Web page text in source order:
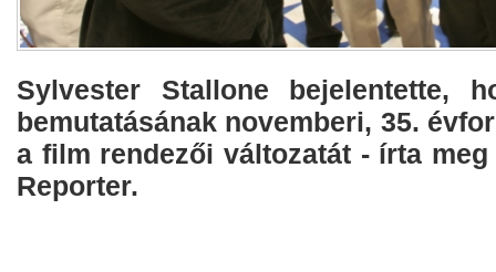
Sylvester Stallone bejelentette,
bemutatásának novemberi, 35.
a film rendezői változatát - írta
Reporter.